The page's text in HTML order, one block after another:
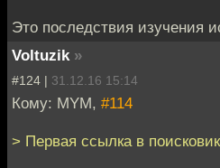
Это последствия изучения
Voltuzik »
#124 | 31.12.16 15:14
Кому: MYM, #114
> Первая ссылка в